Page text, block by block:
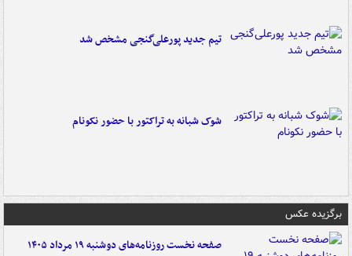
تیم جدید پورعلی‌گنجی مشخص شد
شوک شبانه به تراکتور با حضور نکونام
برگزیده عکس
صفحه نخست روزنامه‌های دوشنبه ۱۹ مرداد ۱۴۰۵